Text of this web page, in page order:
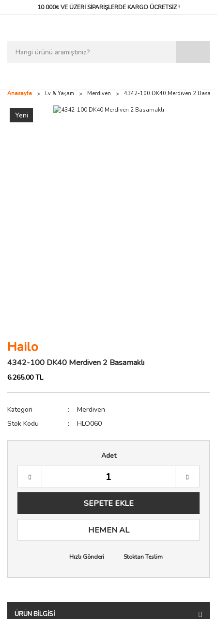
10.000₺ VE ÜZERİ SİPARİŞLERDEKARGO ÜCRETSİZ !
Anasayfa Ev & Yaşam Merdiven 4342-100 DK40 Merdiven 2
Yeni
Hailo
4342-100 DK40 Merdiven 2 Basamaklı
6.265,00 TL
Kategori
Merdiven
Stok Kodu
HLO060
Adet
SEPETE EKLE
HEMEN AL
Hızlı Gönderi Stoktan Teslim
ÜRÜN BILGISI